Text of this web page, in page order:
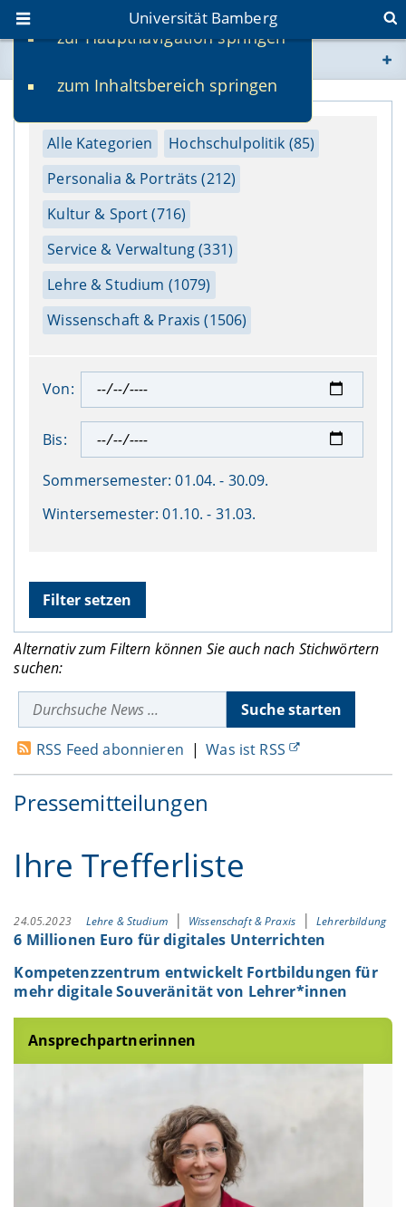
zur Hauptnavigation springen
zum Inhaltsbereich springen
Universität Bamberg
www.uni-bamberg.de
univis.uni-bamberg.de
fis.uni-bamberg.de
Alle Kategorien
Hochschulpolitik (85)
Personalia & Porträts (212)
Kultur & Sport (716)
Service & Verwaltung (331)
Lehre & Studium (1079)
Wissenschaft & Praxis (1506)
Von:
Bis:
Sommersemester: 01.04. - 30.09.
Wintersemester: 01.10. - 31.03.
Alternativ zum Filtern können Sie auch nach Stichwörtern
suchen:
RSS Feed abonnieren | Was ist RSS
Pressemitteilungen
Ihre Trefferliste
24.05.2023 Lehre & Studium Wissenschaft & Praxis Lehrerbildung
6 Millionen Euro für digitales Unterrichten
Kompetenzzentrum entwickelt Fortbildungen für
mehr digitale Souveränität von Lehrer*innen
Ansprechpartnerinnen